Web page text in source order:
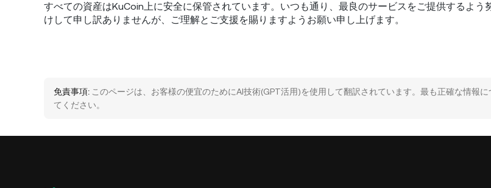
すべての資産はKuCoin上に安全に保管されています。いつも通り、最良のサービスをご提供するよう
けして申し訳ありませんが、ご理解とご支援を賜りますようお願い申し上げます。
免責事項: このページは、お客様の便宜のためにAI技術(GPT活用)を使用して翻訳されています。最も正確な情報
てください。